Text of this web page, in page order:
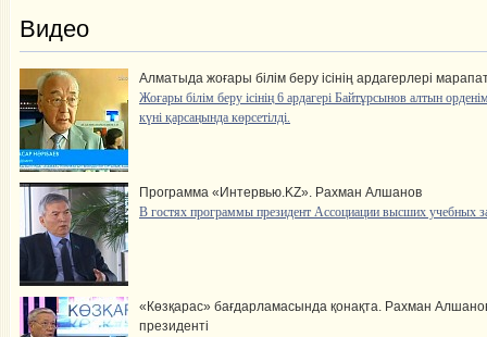
Видео
Алматыда жоғары білім беру ісінің ардагерлері
Жоғары білім беру ісінің 6 ардагері Байтұрсынов алтын
күні қарсаңында көрсетілді.
Программа «Интервью.KZ». Рахман Алшанов
В гостях программы президент Ассоциации высших учебных
«Көзқарас» бағдарламасында қонақта. Рахман
президенті